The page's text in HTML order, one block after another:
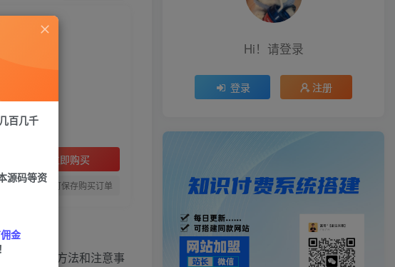
副业
立即购买
陆后购买，可保存购买订单
运营方法和注意事
Hi！请登录
登录 注册
百几千
源码等资
金